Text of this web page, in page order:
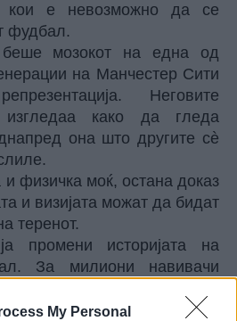
My Personal
е невозможно да се
фудбал.
мозокот на една од
на Манчестер Сити
Неговите
како да гледа
она што другите сè
физичка моќ, остана доказ
и визијата можат да бидат
теренот.
промени историјата на
За милиони навивачи
стигне до самиот врв на